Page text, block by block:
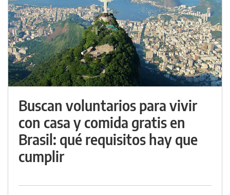
Buscan voluntarios para vivir
con casa y comida gratis en
Brasil: qué requisitos hay que
cumplir